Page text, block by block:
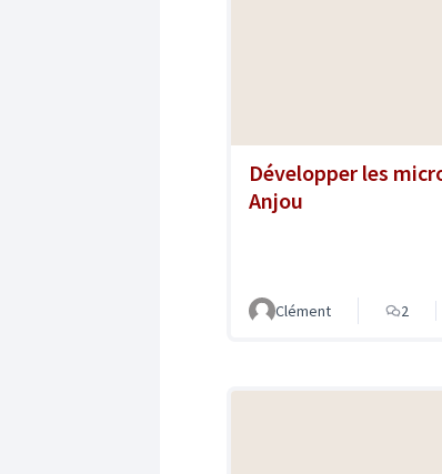
Développer les
Anjou
Clément 2